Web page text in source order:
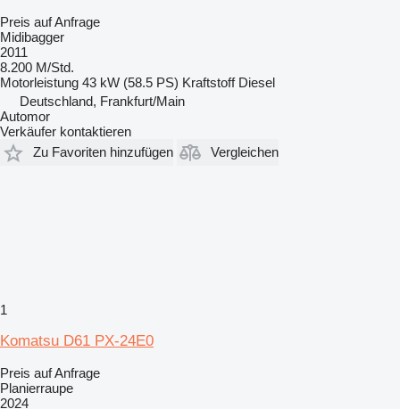
Preis auf Anfrage
Midibagger
2011
8.200 M/Std.
Motorleistung 43 kW (58.5 PS) Kraftstoff Diesel
Deutschland, Frankfurt/Main
Automor
Verkäufer kontaktieren
Zu Favoriten hinzufügen
Vergleichen
1
Komatsu D61 PX-24E0
Preis auf Anfrage
Planierraupe
2024